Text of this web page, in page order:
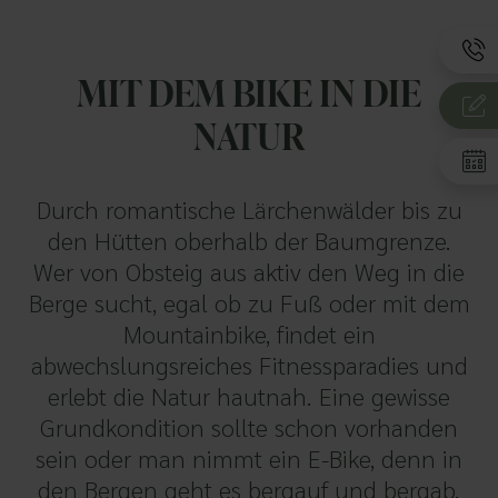
MIT DEM BIKE IN DIE
NATUR
Durch romantische Lärchenwälder bis zu
den Hütten oberhalb der Baumgrenze.
Wer von Obsteig aus aktiv den Weg in die
Berge sucht, egal ob zu Fuß oder mit dem
Mountainbike, findet ein
abwechslungsreiches Fitnessparadies und
erlebt die Natur hautnah. Eine gewisse
Grundkondition sollte schon vorhanden
sein oder man nimmt ein E-Bike, denn in
den Bergen geht es bergauf und bergab.